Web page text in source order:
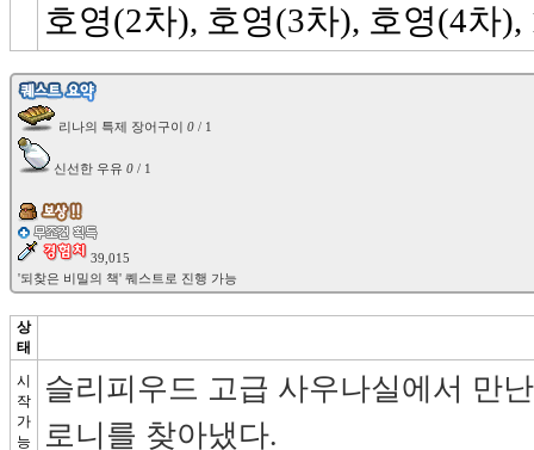
호영(2차), 호영(3차), 호영(4차),
리나의 특제 장어구이 0
신선한 우유 0 / 1
39,015
상
태
시
작
가
능
슬리피우드 고급 사우나실에서 만
로니를 찾아냈다.